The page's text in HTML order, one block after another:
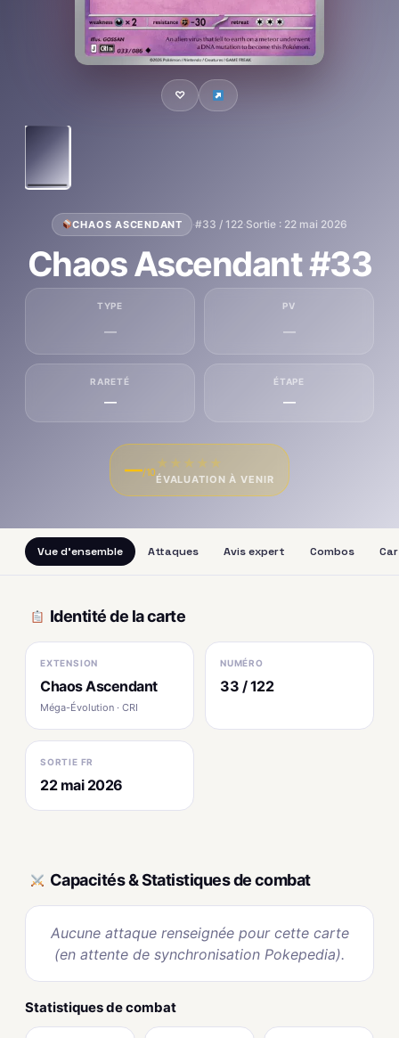
♡
CHAOS ASCENDANT ·#33 / 122·Sortie : 22 mai 2026
Chaos Ascendant #33
TYPE
—
PV
—
RARETÉ
—
ÉTAPE
—
—/10
★ ★ ★ ★ ★
ÉVALUATION À VENIR
Vue d'ensemble Attaques Avis expert Combos
Identité de la carte
EXTENSION
Chaos Ascendant
Méga-Évolution · CRI
NUMÉRO
33 / 122
SORTIE FR
22 mai 2026
Capacités & Statistiques de combat
Aucune attaque renseignée pour cette carte
(en attente de synchronisation Pokepedia).
Statistiques de combat